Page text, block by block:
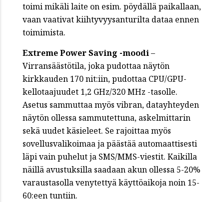
toimi mikäli laite on esim. pöydällä paikallaan,
vaan vaativat kiihtyvyysanturilta dataa ennen
toimimista.
Extreme Power Saving -moodi–
Virransäästötila, joka pudottaa näytön
kirkkauden 170 nit:iin, pudottaa CPU/GPU-
kellotaajuudet 1,2 GHz/320 MHz -tasolle.
Asetus sammuttaa myös vibran, datayhteyden
näytön ollessa sammutettuna, askelmittarin
sekä uudet käsieleet. Se rajoittaa myös
sovellusvalikoimaa ja päästää automaattisesti
läpi vain puhelut ja SMS/MMS-viestit. Kaikilla
näillä avustuksilla saadaan akun ollessa 5-20%
varaustasolla venytettyä käyttöaikoja noin 15-
60:een tuntiin.